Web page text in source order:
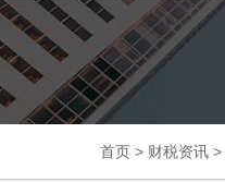
首页 > 财税资讯 >